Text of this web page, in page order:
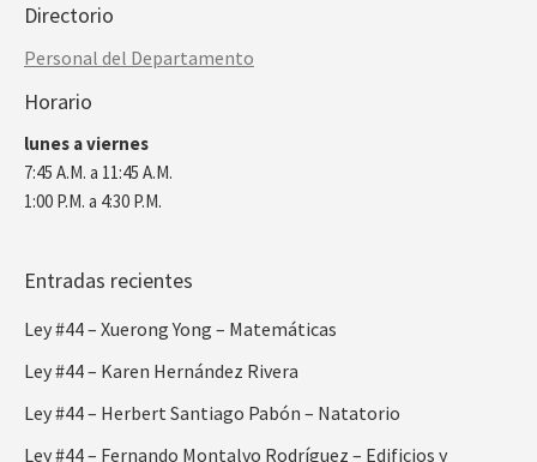
Directorio
Personal del Departamento
Horario
lunes a viernes
7:45 A.M. a 11:45 A.M.
1:00 P.M. a 4:30 P.M.
Entradas recientes
Ley #44 – Xuerong Yong – Matemáticas
Ley #44 – Karen Hernández Rivera
Ley #44 – Herbert Santiago Pabón – Natatorio
Ley #44 – Fernando Montalvo Rodríguez – Edificios y